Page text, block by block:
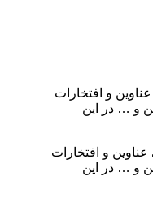
عناوین و افتخارات
و … در این
عناوین و افتخارات
و … در این